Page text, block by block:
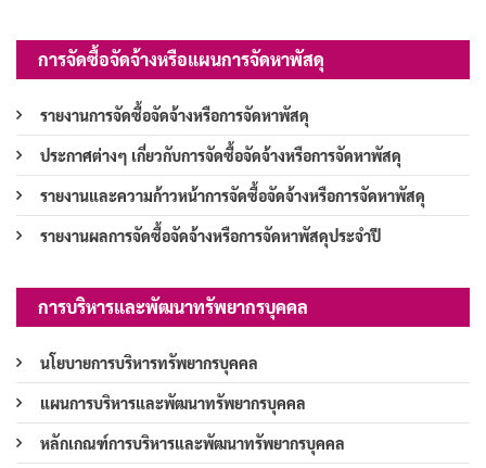
การจัดซื้อจัดจ้างหรือแผนการจัดหาพัสดุ
รายงานการจัดซื้อจัดจ้างหรือการจัดหาพัสดุ
ประกาศต่างๆ เกี่ยวกับการจัดซื้อจัดจ้างหรือการจัดหาพัสดุ
รายงานและความก้าวหน้าการจัดซื้อจัดจ้างหรือการจัดหาพัสดุ
รายงานผลการจัดซื้อจัดจ้างหรือการจัดหาพัสดุประจำปี
การบริหารและพัฒนาทรัพยากรบุคคล
นโยบายการบริหารทรัพยากรบุคคล
แผนการบริหารและพัฒนาทรัพยากรบุคคล
หลักเกณฑ์การบริหารและพัฒนาทรัพยากรบุคคล